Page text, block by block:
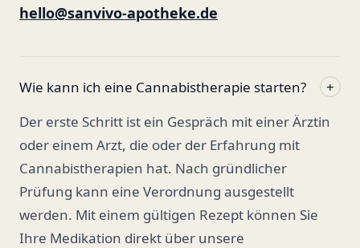
hello@sanvivo-apotheke.de
Wie kann ich eine Cannabistherapie starten?
+
Der erste Schritt ist ein Gespräch mit einer Ärztin
oder einem Arzt, die oder der Erfahrung mit
Cannabistherapien hat. Nach gründlicher
Prüfung kann eine Verordnung ausgestellt
werden. Mit einem gültigen Rezept können Sie
Ihre Medikation direkt über unsere